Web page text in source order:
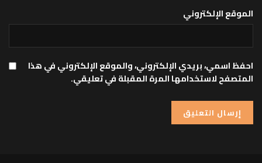
الموقع الإلكتروني
احفظ اسمي، بريدي الإلكتروني، والموقع الإلكتروني في هذا
المتصفح لاستخدامها المرة المقبلة في تعليقي.